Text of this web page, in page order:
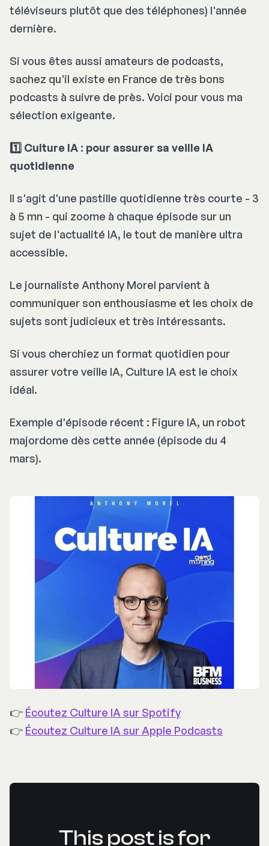
téléviseurs plutôt que des téléphones) l'année
dernière.
Si vous êtes aussi amateurs de podcasts,
sachez qu'il existe en France de très bons
podcasts à suivre de près. Voici pour vous ma
sélection exigeante.
1️⃣ Culture IA : pour assurer sa veille IA
quotidienne
Il s'agit d'une pastille quotidienne très courte - 3
à 5 mn - qui zoome à chaque épisode sur un
sujet de l'actualité IA, le tout de manière ultra
accessible.
Le journaliste Anthony Morel parvient à
communiquer son enthousiasme et les choix de
sujets sont judicieux et très intéressants.
Si vous cherchiez un format quotidien pour
assurer votre veille IA, Culture IA est le choix
idéal.
Exemple d'épisode récent : Figure IA, un robot
majordome dès cette année (épisode du 4
mars).
👉 Écoutez Culture IA sur Spotify
👉 Écoutez Culture IA sur Apple Podcasts
This post is for